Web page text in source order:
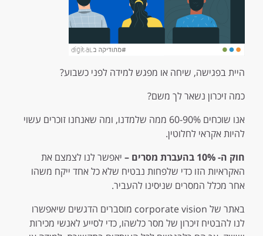
היית בפגישה, שיחה או מפגש למידה לפני כשבוע?
כמה זיכרון נשאר לך משם?
אנו שוכחים 60-90% ממה שלמדנו, ומה שאנחנו זוכרים עשוי
להיות אקראי לחלוטין.
חוק ה- 10% בהעברת מסרים
– יאפשר לנו לצמצם את
האקראיות הזו כדי שלפחות נבטיח שלא כל אחד ייקח משהו
אחר מכלל המסרים שניסינו להעביר.
באתר של corporate vision מוסברים הדגשים שיאפשרו
לנו להבטיח זיכרון של מסר כלשהו, כדי לסייע לאנשי מכירות